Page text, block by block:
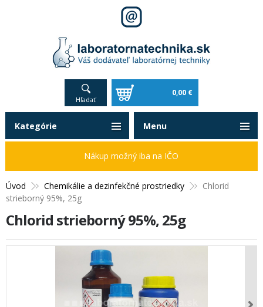
Hľadať
0,00 €
Úvod Chemikálie a dezinfekčné prostriedky
Chlorid
strieborný 95%, 25g
Chlorid strieborný 95%, 25g
Kategórie
Nákup možný iba na IČO
Menu